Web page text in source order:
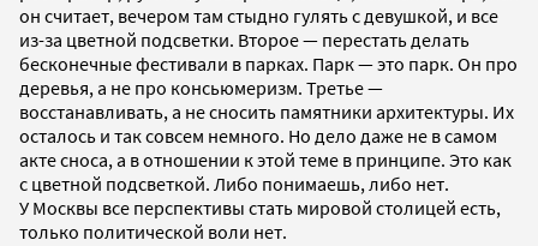
он считает, вечером там стыдно гулять с девушкой, и все
из-за цветной подсветки. Второе — перестать делать
бесконечные фестивали в парках. Парк — это парк. Он про
деревья, а не про консьюмеризм. Третье —
восстанавливать, а не сносить памятники архитектуры. Их
осталось и так совсем немного. Но дело даже не в самом
акте сноса, а в отношении к этой теме в принципе. Это как
с цветной подсветкой. Либо понимаешь, либо нет.
У Москвы все перспективы стать мировой столицей есть,
только политической воли нет.